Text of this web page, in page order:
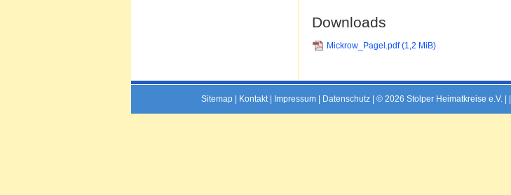
Downloads
Mickrow_Pagel.pdf(1,2 MiB)
Sitemap | Kontakt | Impressum | Datenschutz | © 2026 Stolper Heimatkreise e.V. | |